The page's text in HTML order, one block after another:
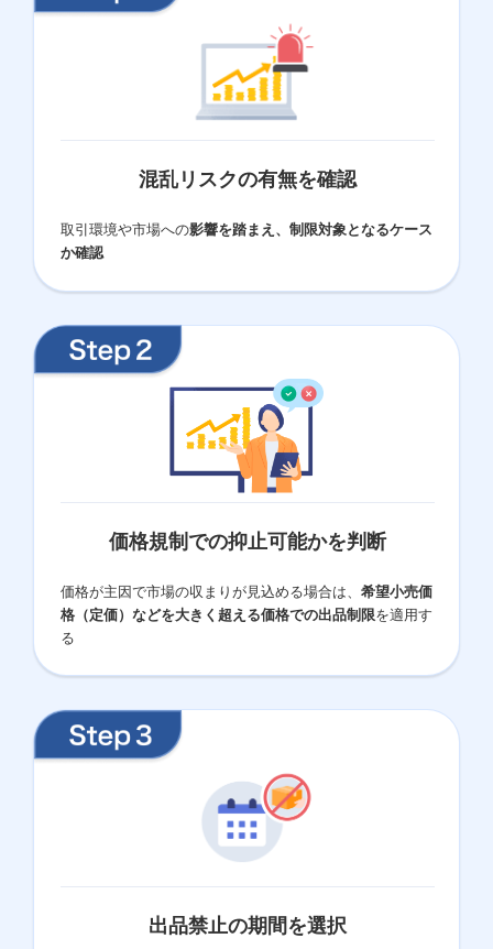
混乱リスクの有無を確認
取引環境や市場への影響を踏まえ、制限対象となるケース
か確認
価格規制での抑止可能かを判断
価格が主因で市場の収まりが見込める場合は、 希望小売価
格（定価）などを大きく超える価格での出品制限を適用す
る
出品禁止の期間を選択